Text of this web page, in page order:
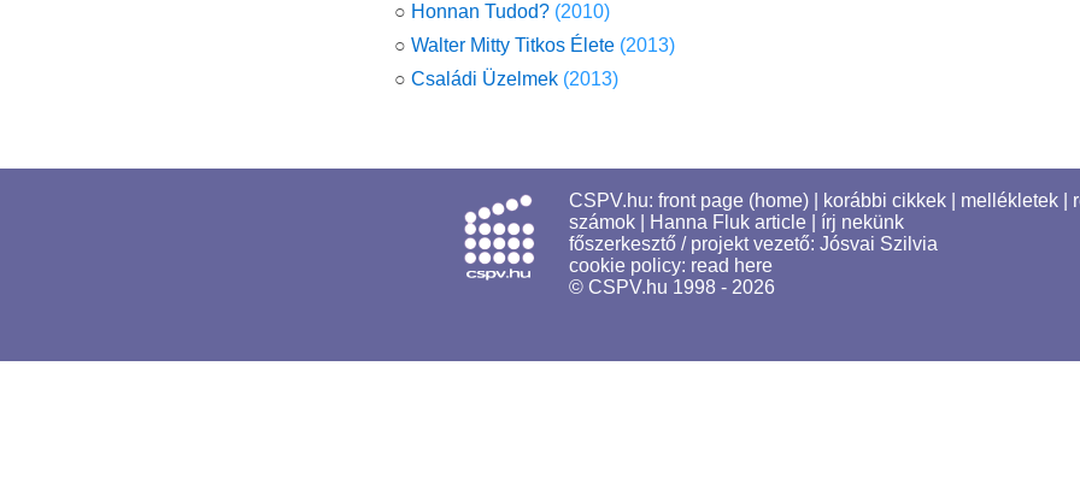
○ Honnan Tudod? (2010)
○ Walter Mitty Titkos Élete (2013)
○ Családi Üzelmek (2013)
CSPV.hu: front page (home) korábbi cikkek mellékletek
számok
Hanna Fluk article
írj nekünk
főszerkesztő / projekt vezető: Jósvai Szilvia
cookie policy: read here
© CSPV.hu 1998 - 2026